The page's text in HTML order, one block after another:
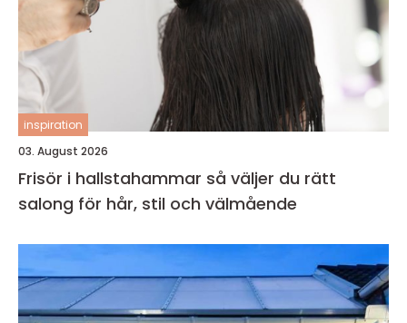
inspiration
03. August 2026
Frisör i hallstahammar så väljer du rätt
salong för hår, stil och välmående